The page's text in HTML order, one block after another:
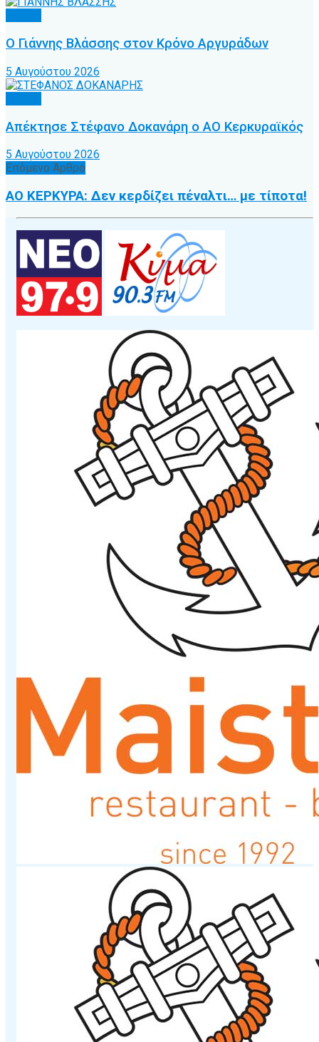
Ο Γιάννης Βλάσσης στον Κρόνο Αργυράδων
5 Αυγούστου 2026
Απέκτησε Στέφανο Δοκανάρη ο ΑΟ Κερκυραϊκός
5 Αυγούστου 2026
Επόμενο Άρθρο
ΑΟ ΚΕΡΚΥΡΑ: Δεν κερδίζει πέναλτι… με τίποτα!